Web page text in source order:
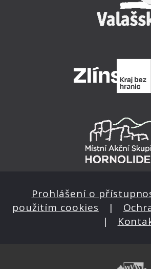
Prohlášení o
použitím cookies |
|